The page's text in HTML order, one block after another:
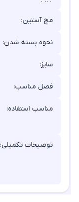
مچ آستین:
نحوه بسته شدن:
سایز:
فصل مناسب:
مناسب استفاده:
توضیحات تکمیلی: